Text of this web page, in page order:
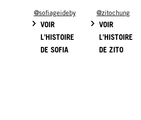
@sofiageideby
VOIR
L'HISTOIRE
DE SOFIA
@zitochung
VOIR
L'HISTOIRE
DE ZITO